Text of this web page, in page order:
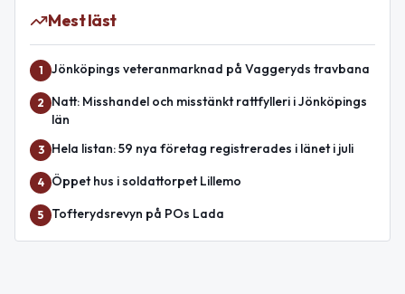
Mest läst
1 Jönköpings veteranmarknad på Vaggeryds travbana
2
Natt: Misshandel och misstänkt rattfylleri i Jönköpings
län
3 Hela listan: 59 nya företag registrerades i länet i juli
4 Öppet hus i soldattorpet Lillemo
5 Tofterydsrevyn på POs Lada